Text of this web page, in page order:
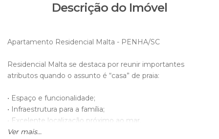
Descrição do Imóvel
Apartamento Residencial Malta - PENHA/SC
Residencial Malta se destaca por reunir importantes
atributos quando o assunto é “casa” de praia:
• Espaço e funcionalidade;
• Infraestrutura para a família;
• Excelente localização próximo ao mar.
Ver mais...